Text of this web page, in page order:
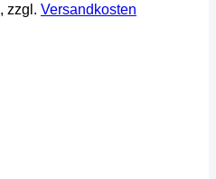
, zzgl. Versandkosten